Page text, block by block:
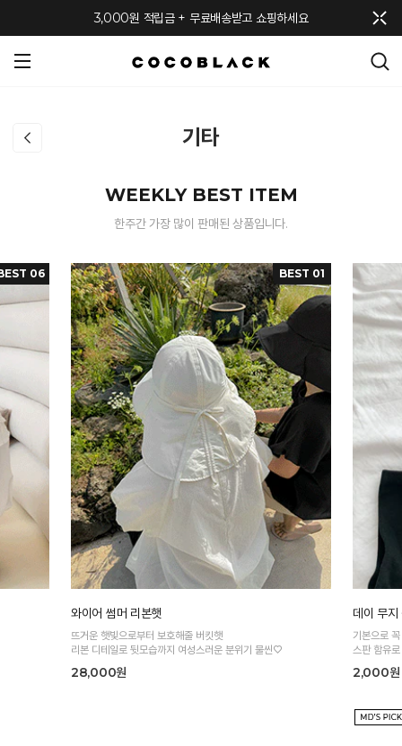
3,000원 적립금 + 무료배송받고 쇼핑하세요
기타
WEEKLY BEST ITEM
한주간 가장 많이 판매된 상품입니다.
06 BEST 01
와이어 썸머 리본햇
뜨거운 햇빛으로부터 보호해줄 버킷햇
리본 디테일로 뒷모습까지 여성스러운 분위기 물씬♡
28,000원
데이 무지
기본으로
스판 함유
2,000원